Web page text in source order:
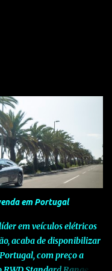
em Portugal
em veículos elétricos
acaba de disponibilizar
com preço a